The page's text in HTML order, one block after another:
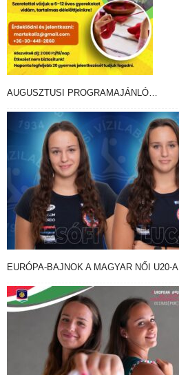
AUGUSZTUSI PROGRAMAJÁNLÓ…
EURÓPA-BAJNOK A MAGYAR NŐI U20-